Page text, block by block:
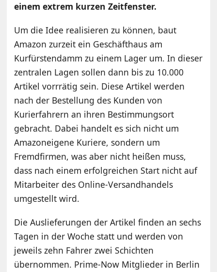
einem extrem kurzen Zeitfenster.
Um die Idee realisieren zu können, baut
Amazon zurzeit ein Geschäfthaus am
Kurfürstendamm zu einem Lager um. In dieser
zentralen Lagen sollen dann bis zu 10.000
Artikel vorrrätig sein. Diese Artikel werden
nach der Bestellung des Kunden von
Kurierfahrern an ihren Bestimmungsort
gebracht. Dabei handelt es sich nicht um
Amazoneigene Kuriere, sondern um
Fremdfirmen, was aber nicht heißen muss,
dass nach einem erfolgreichen Start nicht auf
Mitarbeiter des Online-Versandhandels
umgestellt wird.
Die Auslieferungen der Artikel finden an sechs
Tagen in der Woche statt und werden von
jeweils zehn Fahrer zwei Schichten
übernommen. Prime-Now Mitglieder in Berlin